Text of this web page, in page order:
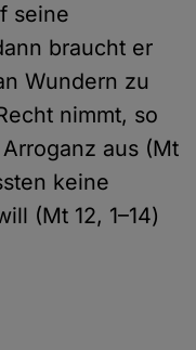
seine
braucht er
Wundern zu
nimmt, so
aus (Mt
keine
(Mt 12, 1–14)